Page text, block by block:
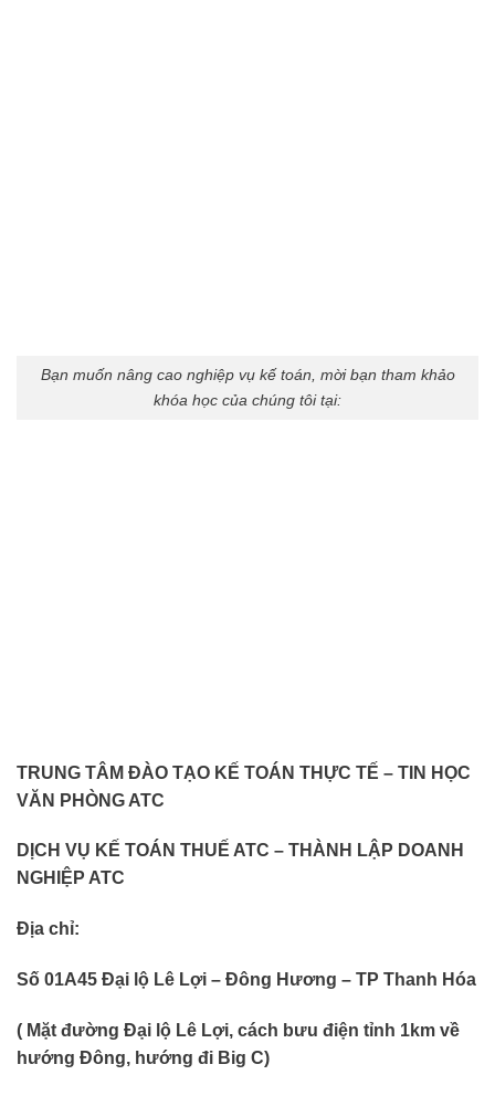
Bạn muốn nâng cao nghiệp vụ kế toán, mời bạn tham khảo
khóa học của chúng tôi tại:
TRUNG TÂM ĐÀO TẠO KẾ TOÁN THỰC TẾ – TIN HỌC
VĂN PHÒNG ATC
DỊCH VỤ KẾ TOÁN THUẾ ATC – THÀNH LẬP DOANH
NGHIỆP ATC
Địa chỉ:
Số 01A45 Đại lộ Lê Lợi – Đông Hương – TP Thanh Hóa
( Mặt đường Đại lộ Lê Lợi, cách bưu điện tỉnh 1km về
hướng Đông, hướng đi Big C)